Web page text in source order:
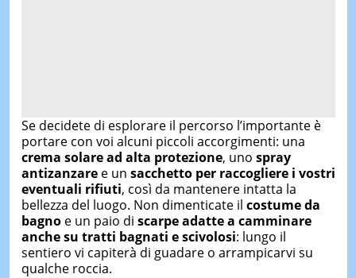
Se decidete di esplorare il percorso l’importante è
portare con voi alcuni piccoli accorgimenti: una
crema solare ad alta protezione, uno spray
antizanzaree un sacchetto per raccogliere i vostri
eventuali rifiuti, così da mantenere intatta la
bellezza del luogo. Non dimenticate il costume da
bagno e un paio di scarpe adatte a camminare
anche su tratti bagnati e scivolosi: lungo il
sentiero vi capiterà di guadare o arrampicarvi su
qualche roccia.